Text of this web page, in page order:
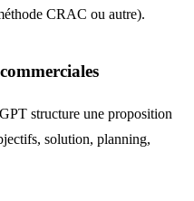
CRAC ou autre).
structure une proposition
solution, planning,